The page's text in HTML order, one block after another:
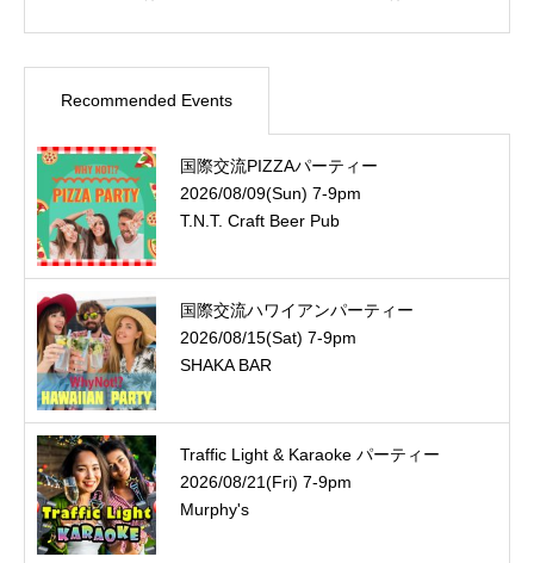
Recommended Events
国際交流PIZZAパーティー
2026/08/09(Sun) 7-9pm
T.N.T. Craft Beer Pub
国際交流ハワイアンパーティー
2026/08/15(Sat) 7-9pm
SHAKA BAR
Traffic Light & Karaoke パーティー
2026/08/21(Fri) 7-9pm
Murphy's